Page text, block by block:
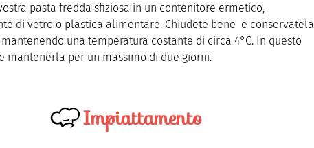
pasta fredda sfiziosa in un contenitore ermetico,
di vetro o plastica alimentare. Chiudete bene e conservatela
una temperatura costante di circa 4°C. In questo
mantenerla per un massimo di due giorni.
Impiattamento